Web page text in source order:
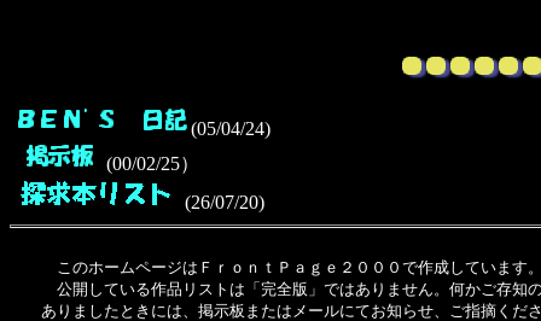
(05/04/24)
(00/02/25）
(26/07/20)
このホームページはＦｒｏｎｔＰａｇｅ２０００で作成しています
公開している作品リストは「完全版」ではありません。何かご存知
ありましたときには、掲示板またはメールにてお知らせ、ご指摘くだ